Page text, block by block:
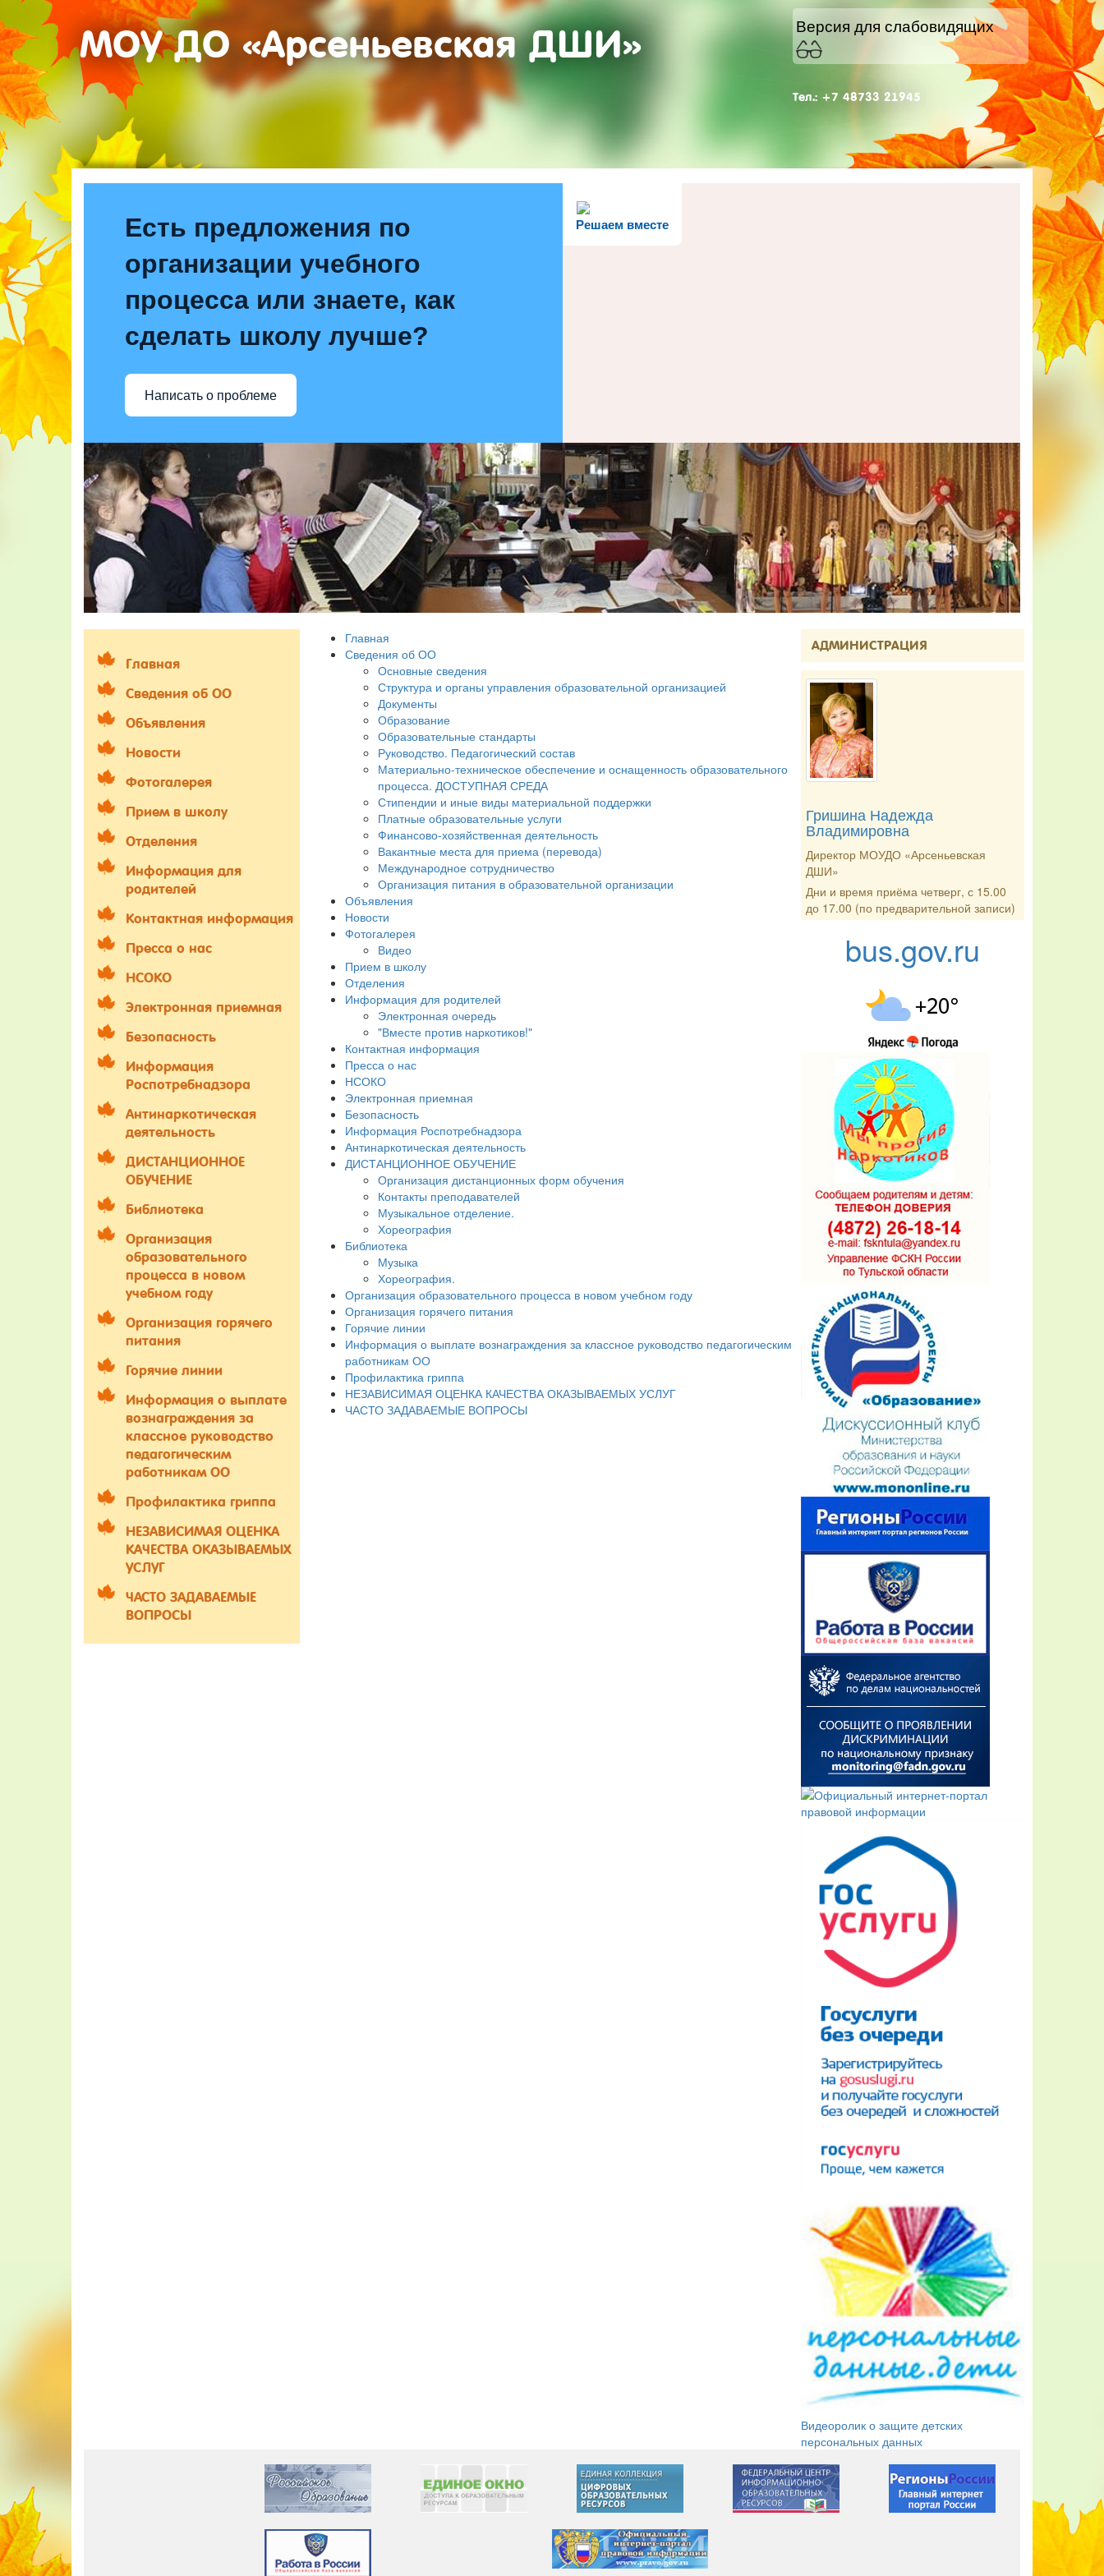
МОУ ДО «Арсеньевская ДШИ» Версия для слабовидящих
Тел.: +7 48733 21945
Решаем вместе
Есть предложения по
организации учебного
процесса или знаете, как
сделать школу лучше?
Написать о проблеме
Главная
Сведения об ОО
Объявления
Новости
Фотогалерея
Прием в школу
Отделения
Информация для
родителей
Контактная информация
Пресса о нас
НСОКО
Электронная приемная
Безопасность
Информация
Роспотребнадзора
Антинаркотическая
деятельность
ДИСТАНЦИОННОЕ
ОБУЧЕНИЕ
Библиотека
Организация
образовательного
процесса в новом
учебном году
Организация горячего
питания
Горячие линии
Информация о выплате
вознаграждения за
классное руководство
педагогическим
работникам ОО
Профилактика гриппа
НЕЗАВИСИМАЯ ОЦЕНКА
КАЧЕСТВА ОКАЗЫВАЕМЫХ
УСЛУГ
ЧАСТО ЗАДАВАЕМЫЕ
ВОПРОСЫ
Главная
Сведения об ОО
Основные сведения
Структура и органы управления образовательной организацией
Документы
Образование
Образовательные стандарты
Руководство. Педагогический состав
Материально-техническое обеспечение и оснащенность образовательного
процесса. ДОСТУПНАЯ СРЕДА
Стипендии и иные виды материальной поддержки
Платные образовательные услуги
Финансово-хозяйственная деятельность
Вакантные места для приема (перевода)
Международное сотрудничество
Организация питания в образовательной организации
Объявления
Новости
Фотогалерея
Видео
Прием в школу
Отделения
Информация для родителей
Электронная очередь
"Вместе против наркотиков!"
Контактная информация
Пресса о нас
НСОКО
Электронная приемная
Безопасность
Информация Роспотребнадзора
Антинаркотическая деятельность
ДИСТАНЦИОННОЕ ОБУЧЕНИЕ
Организация дистанционных форм обучения
Контакты преподавателей
Музыкальное отделение.
Хореография
Библиотека
Музыка
Хореография.
Организация образовательного процесса в новом учебном году
Организация горячего питания
Горячие линии
Информация о выплате вознаграждения за классное руководство педагогическим
работникам ОО
Профилактика гриппа
НЕЗАВИСИМАЯ ОЦЕНКА КАЧЕСТВА ОКАЗЫВАЕМЫХ УСЛУГ
ЧАСТО ЗАДАВАЕМЫЕ ВОПРОСЫ
АДМИНИСТРАЦИЯ
Гришина Надежда
Владимировна
Директор МОУДО «Арсеньевская
ДШИ»
Дни и время приёма четверг, с 15.00
до 17.00 (по предварительной записи)
bus.gov.ru
Видеоролик о защите детских
персональных данных